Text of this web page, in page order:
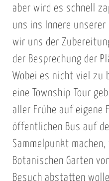
aber wird es schnell
uns ins Innere
wir uns der
der Besprechung der
Wobei es nicht viel zu
eine Township-Tour
aller Frühe auf eigene
öffentlichen Bus auf
Sammelpunkt
Botanischen Garten
Besuch abstatten